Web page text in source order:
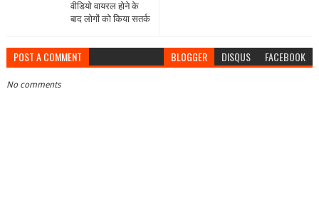
वीडियो वायरल होने के
बाद लोगों को किया सतर्क
POST A COMMENT BLOGGER DISQUS FACEBOOK
No comments